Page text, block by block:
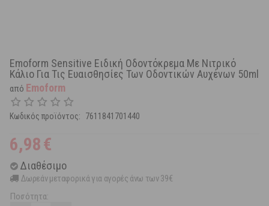
Emoform Sensitive Ειδική Οδοντόκρεμα Με Νιτρικό
Κάλιο Για Τις Ευαισθησίες Των Οδοντικών Αυχένων 50ml
από Emoform
Κωδικός προϊόντος: 7611841701440
6,98€
Διαθέσιμο
Δωρεάν μεταφορικά για αγορές άνω των 39€
Ποσότητα: